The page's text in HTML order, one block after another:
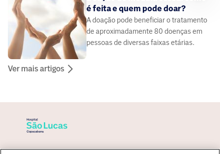
é feita e quem pode doar?
A doação pode beneficiar o tratamento
de aproximadamente 80 doenças em
pessoas de diversas faixas etárias.
Ver mais artigos